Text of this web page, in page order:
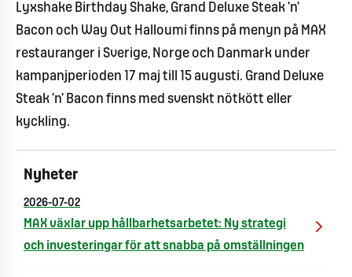
Lyxshake Birthday Shake, Grand Deluxe Steak ’n’
Bacon och Way Out Halloumi finns på menyn på MAX
restauranger i Sverige, Norge och Danmark under
kampanjperioden 17 maj till 15 augusti. Grand Deluxe
Steak ’n’ Bacon finns med svenskt nötkött eller
kyckling.
Nyheter
2026-07-02
MAX växlar upp hållbarhetsarbetet: Ny strategi
och investeringar för att snabba på omställningen